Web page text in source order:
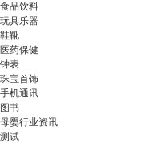
食品饮料
玩具乐器
鞋靴
医药保健
钟表
珠宝首饰
手机通讯
图书
母婴行业资讯
测试